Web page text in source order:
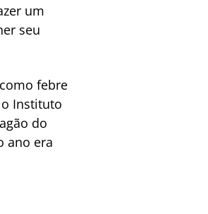
um
seu
febre
Instituto
do
ano era